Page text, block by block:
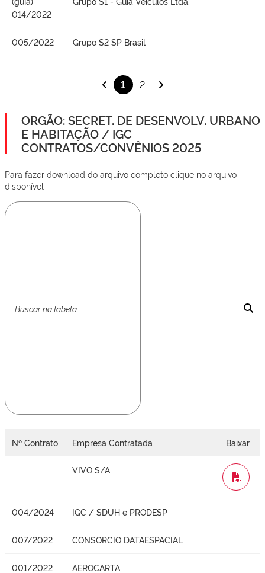
014/2022
005/2022 Grupo S2 SP Brasil
1 2
ORGÃO: SECRET. DE DESENVOLV. URBANO
E HABITAÇÃO / IGC
CONTRATOS/CONVÊNIOS 2025
Para fazer download do arquivo completo clique no arquivo
disponível
Nº Contrato Empresa Contratada Baixar
VIVO S/A
WORD
004/2024 IGC / SDUH e PRODESP
007/2022 CONSORCIO DATAESPACIAL
001/2022 AEROCARTA